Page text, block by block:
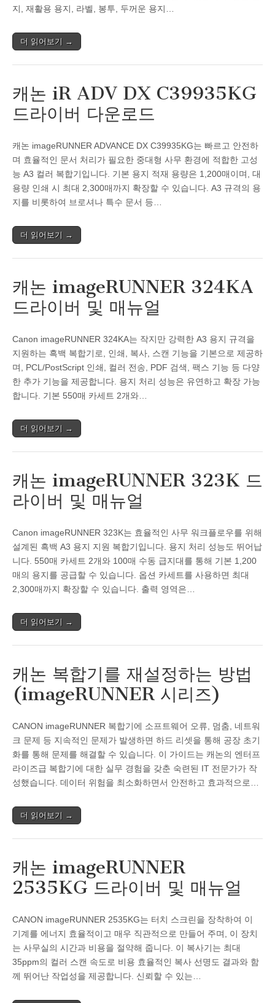
지, 재활용 용지, 라벨, 봉투, 두꺼운 용지…
더 읽어보기 →
캐논 iR ADV DX C39935KG
드라이버 다운로드
캐논 imageRUNNER ADVANCE DX C39935KG는 빠르고 안전하
며 효율적인 문서 처리가 필요한 중대형 사무 환경에 적합한 고성
능 A3 컬러 복합기입니다. 기본 용지 적재 용량은 1,200매이며, 대
용량 인쇄 시 최대 2,300매까지 확장할 수 있습니다. A3 규격의 용
지를 비롯하여 브로셔나 특수 문서 등…
더 읽어보기 →
캐논 imageRUNNER 324KA
드라이버 및 매뉴얼
Canon imageRUNNER 324KA는 작지만 강력한 A3 용지 규격을
지원하는 흑백 복합기로, 인쇄, 복사, 스캔 기능을 기본으로 제공하
며, PCL/PostScript 인쇄, 컬러 전송, PDF 검색, 팩스 기능 등 다양
한 추가 기능을 제공합니다. 용지 처리 성능은 유연하고 확장 가능
합니다. 기본 550매 카세트 2개와…
더 읽어보기 →
캐논 imageRUNNER 323K 드
라이버 및 매뉴얼
Canon imageRUNNER 323K는 효율적인 사무 워크플로우를 위해
설계된 흑백 A3 용지 지원 복합기입니다. 용지 처리 성능도 뛰어납
니다. 550매 카세트 2개와 100매 수동 급지대를 통해 기본 1,200
매의 용지를 공급할 수 있습니다. 옵션 카세트를 사용하면 최대
2,300매까지 확장할 수 있습니다. 출력 영역은…
더 읽어보기 →
캐논 복합기를 재설정하는 방법
(imageRUNNER 시리즈)
CANON imageRUNNER 복합기에 소프트웨어 오류, 멈춤, 네트워
크 문제 등 지속적인 문제가 발생하면 하드 리셋을 통해 공장 초기
화를 통해 문제를 해결할 수 있습니다. 이 가이드는 캐논의 엔터프
라이즈급 복합기에 대한 실무 경험을 갖춘 숙련된 IT 전문가가 작
성했습니다. 데이터 위험을 최소화하면서 안전하고 효과적으로…
더 읽어보기 →
캐논 imageRUNNER
2535KG 드라이버 및 매뉴얼
CANON imageRUNNER 2535KG는 터치 스크린을 장착하여 이
기계를 에너지 효율적이고 매우 직관적으로 만들어 주며, 이 장치
는 사무실의 시간과 비용을 절약해 줍니다. 이 복사기는 최대
35ppm의 컬러 스캔 속도로 비용 효율적인 복사 선명도 결과와 함
께 뛰어난 작업성을 제공합니다. 신뢰할 수 있는…